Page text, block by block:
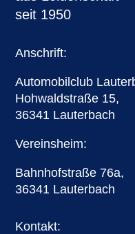
seit 1950
Anschrift:
Automobilclub
Hohwaldstraße 15,
36341 Lauterbach
Vereinsheim:
Bahnhofstraße 76a,
36341 Lauterbach
Kontakt: